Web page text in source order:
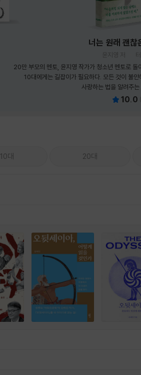
너는 원래 괜찮
윤지영 저
20만 부모의 멘토, 윤지영 작가가 청소년 멘토로
10대에게는 길잡이가 필요하다. 모든 것이 불
사랑하는 법을 알려주는
10.0 (
10대 20대